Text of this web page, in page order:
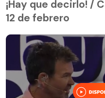
¡Hay que decirlo! /
12 de febrero